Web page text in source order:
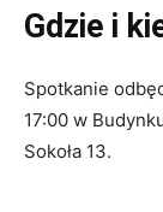
Gdzie i
Spotkanie
17:00 w
Sokoła 13.